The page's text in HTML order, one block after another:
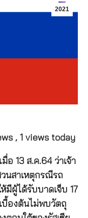
2021
, 1 views today
อ 13 ส.ค.64 ว่าเจ้า
นสาเหตุกรณีรถ
ห้มีผู้ได้รับบาดเจ็บ 17
บื้องต้นไม่พบวัตถุ